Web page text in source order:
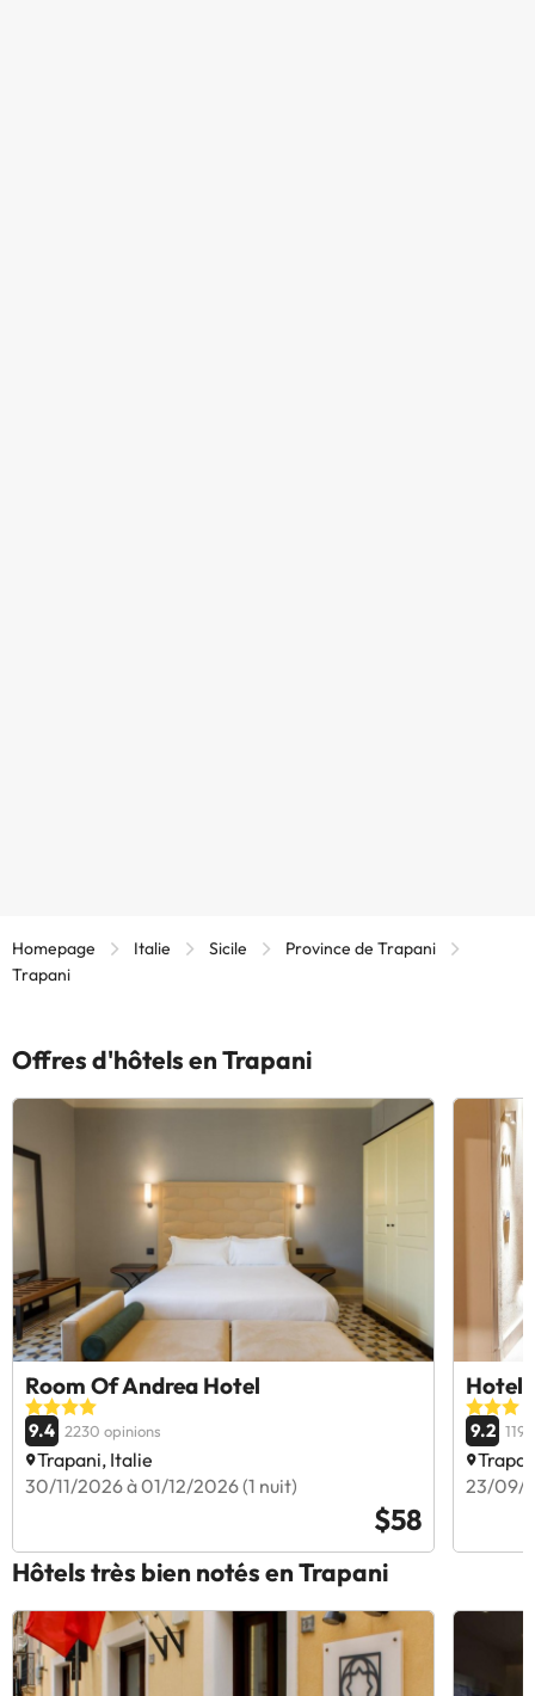
Homepage Italie Sicile
Province de Trapani
Trapani
Offres d'hôtels en Trapani
Room Of Andrea Hotel
9.4 2230 opinions
Trapani, Italie
30/11/2026 à 01/12/2026 (1 nuit)
$58
Hotel
9.2
23/09/
Hôtels très bien notés en Trapani